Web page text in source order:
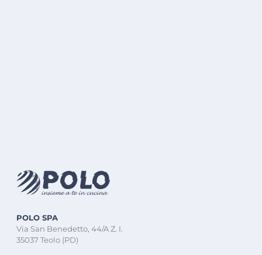
POLO SPA
Via San Benedetto, 44/A Z. I.
35037 Teolo (PD)